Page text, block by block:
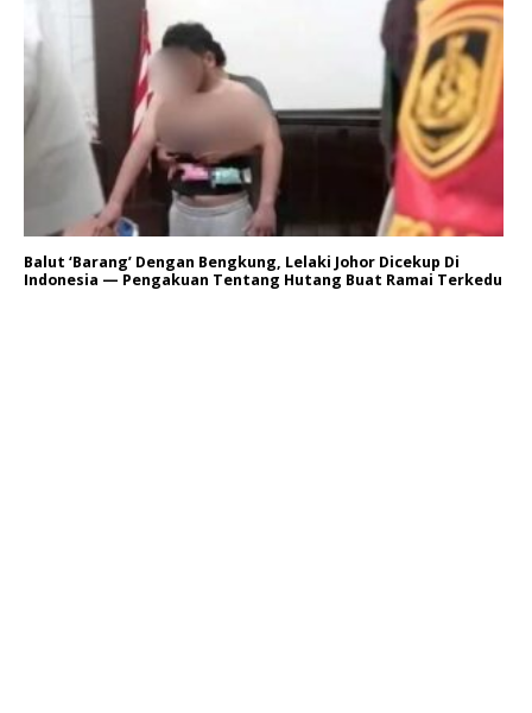
Balut ‘Barang’ Dengan Bengkung, Lelaki Johor Dicekup Di
Indonesia — Pengakuan Tentang Hutang Buat Ramai Terkedu